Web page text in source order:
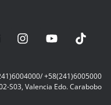
+58(241)6005000
S03, Valencia Edo. Carabobo